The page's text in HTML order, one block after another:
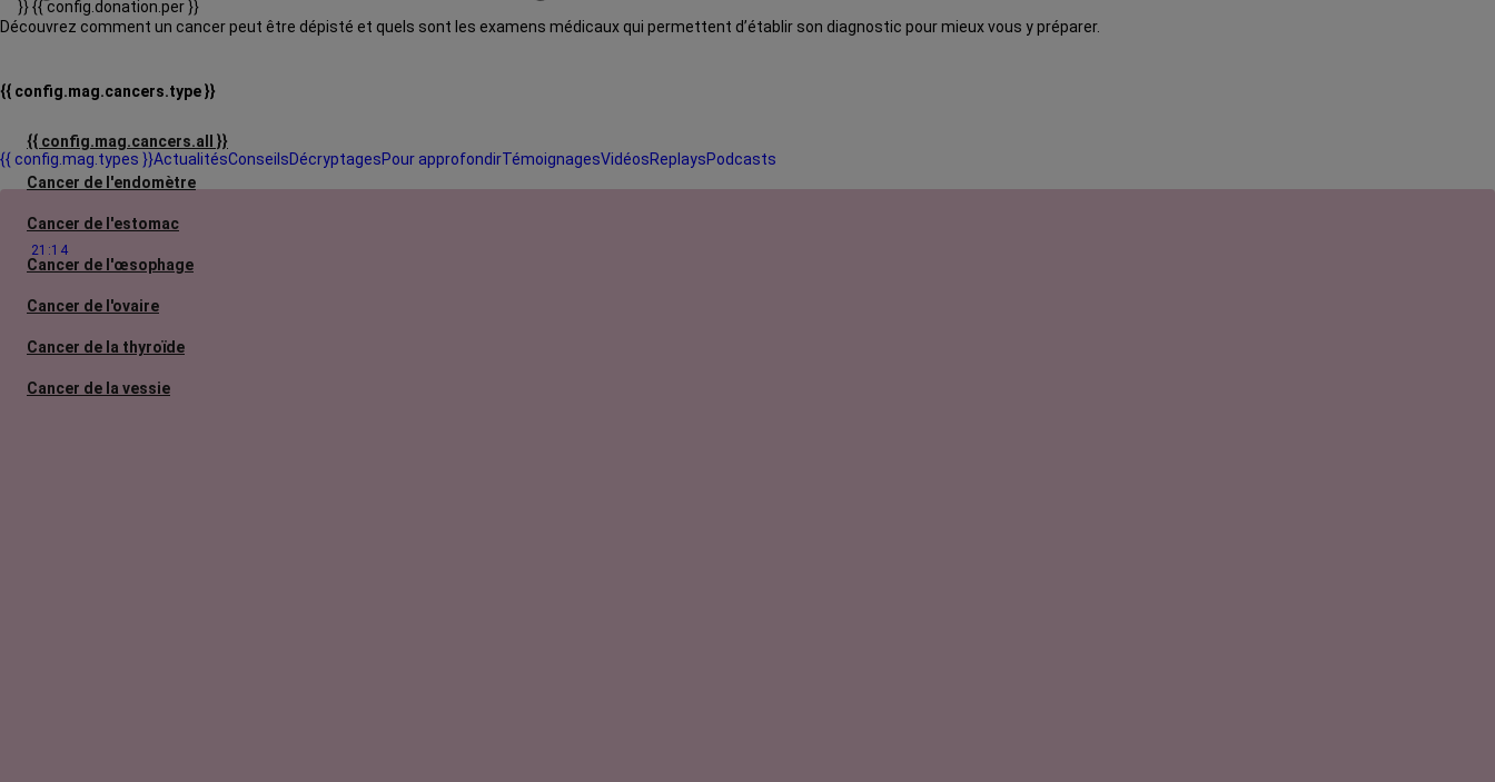
}}{{ config.donation.per }}
Découvrez comment un cancer peut être dépisté et quels sont les examens médicaux qui permettent d’établir son diagnostic pour mieux vous y préparer.
{{ config.mag.cancers.type }}
{{ config.mag.cancers.all }}
Cancer de l'endomètre
Cancer de l'estomac
Cancer de l'œsophage
Cancer de l'ovaire
Cancer de la thyroïde
Cancer de la vessie
{{ config.mag.types }}ActualitésConseilsDécryptagesPour approfondirTémoignagesVidéosReplaysPodcasts
21:14